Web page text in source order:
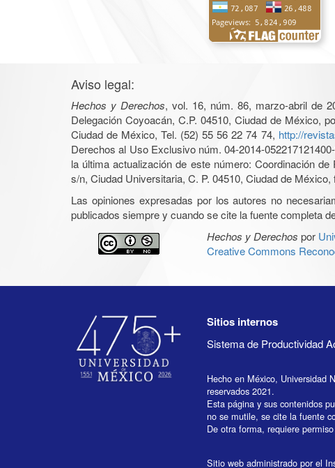
Aviso legal:
Hechos y Derechos, vol. 16, núm. 86, marzo-abril de
Delegación Coyoacán, C.P. 04510, Ciudad de México,
Ciudad de México, Tel. (52) 55 56 22 74 74, http://
Derechos al Uso Exclusivo núm. 04-2014-
la última actualización de este número: Coordinación
s/n, Ciudad Universitaria, C. P. 04510, Ciudad de
Las opiniones expresadas por los autores no
publicados siempre y cuando se cite la fuente completa
Hechos y Derechos por
Creative Commons
Sitios internos
Sistema de Productividad
Hecho en México, Universidad
reservados 2021.
Esta página y sus contenidos
no se mutile, se cite la fuente
De otra forma, requiere
Sitio web administrado por el